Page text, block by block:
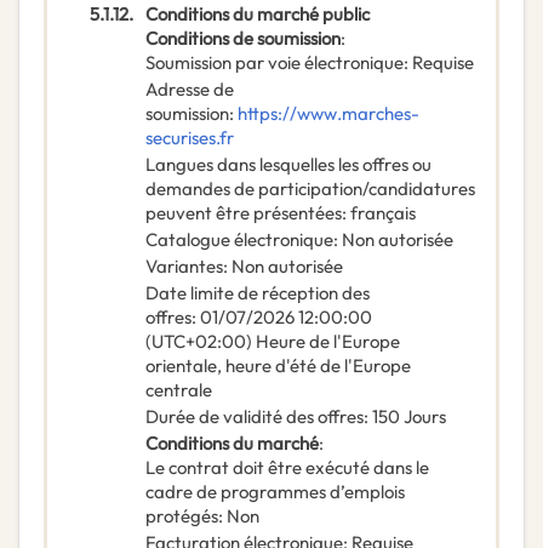
5.1.12. Conditions du marché public
Conditions de soumission:
Soumission par voie électronique: Requise
Adresse de
soumission: https://www.marches-
securises.fr
Langues dans lesquelles les offres ou
demandes de participation/candidatures
peuvent être présentées: français
Catalogue électronique: Non autorisée
Variantes: Non autorisée
Date limite de réception des
offres: 01/07/202612:00:00
(UTC+02:00) Heure de l'Europe
orientale, heure d'été de l'Europe
centrale
Durée de validité des offres: 150 Jours
Conditions du marché:
Le contrat doit être exécuté dans le
cadre de programmes d’emplois
protégés: Non
Facturation électronique: Requise